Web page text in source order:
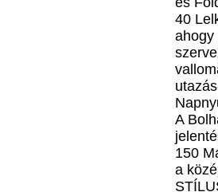
40
ahogy
A
150
a